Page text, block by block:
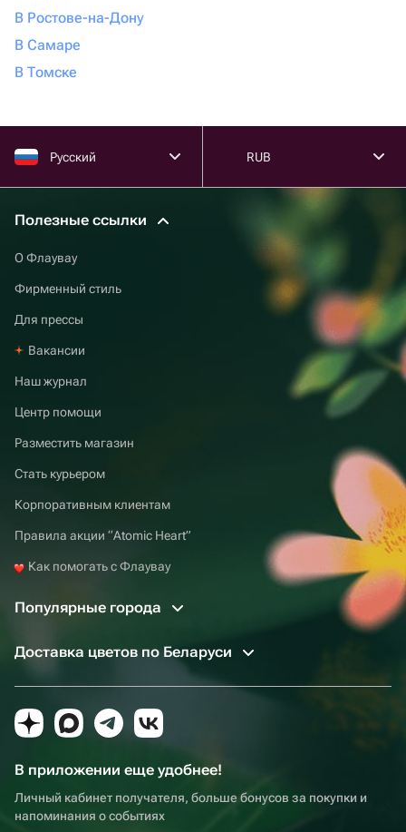
В Ростове-на-Дону
В Самаре
В Томске
Русский RUB
Полезные ссылки
О Флаувау
Фирменный стиль
Для прессы
Вакансии
Наш журнал
Центр помощи
Разместить магазин
Стать курьером
Корпоративным клиентам
Правила акции “Atomic Heart”
Как помогать с Флаувау
Популярные города
Доставка цветов по Беларуси
В приложении еще удобнее!
Личный кабинет получателя, больше бонусов за покупки и
напоминания о событиях